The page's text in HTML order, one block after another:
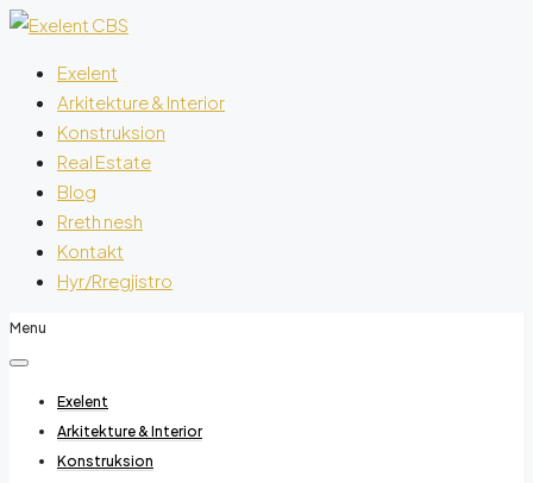
Exelent
Arkitekture & Interior
Konstruksion
Real Estate
Blog
Rreth nesh
Kontakt
Hyr/Rregjistro
Menu
Exelent
Arkitekture & Interior
Konstruksion